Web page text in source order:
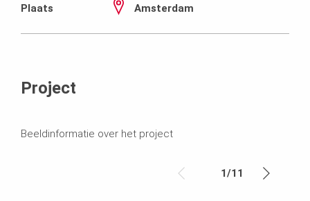
Plaats Amsterdam
Project
Beeldinformatie over het project
1/11